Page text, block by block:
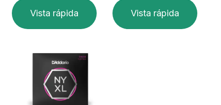
Vista rápida Vista rápida